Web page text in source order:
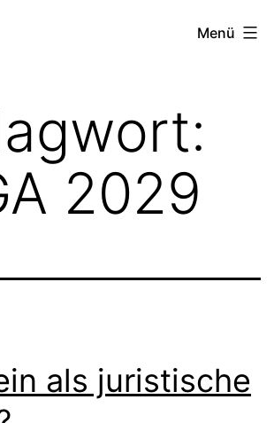
Menü
2029
als juristische